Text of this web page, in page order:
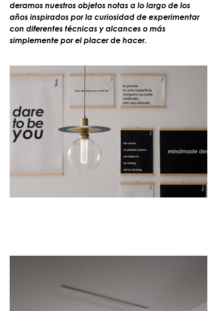
deramos nuestros objetos notas a lo largo de los
años inspirados por la curiosidad de experimentar
con diferentes técnicas y alcances o más
simplemente por el placer de hacer.